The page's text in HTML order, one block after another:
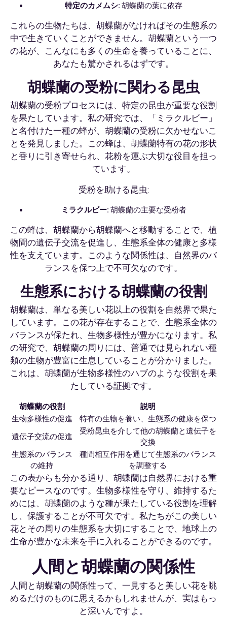
特定のカメムシ: 胡蝶蘭の葉に依存
これらの生物たちは、胡蝶蘭がなければその生態系の
中で生きていくことができません。胡蝶蘭という一つ
の花が、こんなにも多くの生命を養っていることに、
あなたも驚かされるはずです。
胡蝶蘭の受粉に関わる昆虫
胡蝶蘭の受粉プロセスには、特定の昆虫が重要な役割
を果たしています。私の研究では、「ミラクルビー」
と名付けた一種の蜂が、胡蝶蘭の受粉に欠かせないこ
とを発見しました。この蜂は、胡蝶蘭特有の花の形状
と香りに引き寄せられ、花粉を運ぶ大切な役目を担っ
ています。
受粉を助ける昆虫:
ミラクルビー: 胡蝶蘭の主要な受粉者
この蜂は、胡蝶蘭から胡蝶蘭へと移動することで、植
物間の遺伝子交流を促進し、生態系全体の健康と多様
性を支えています。このような関係性は、自然界のバ
ランスを保つ上で不可欠なのです。
生態系における胡蝶蘭の役割
胡蝶蘭は、単なる美しい花以上の役割を自然界で果た
しています。この花が存在することで、生態系全体の
バランスが保たれ、生物多様性が豊かになります。私
の研究で、胡蝶蘭の周りには、普通では見られない種
類の生物が豊富に生息していることが分かりました。
これは、胡蝶蘭が生物多様性のハブのような役割を果
たしている証拠です。
胡蝶蘭の役割
説明
生物多様性の促進
特有の生物を養い、生態系の健康を保つ
遺伝子交流の促進
受粉昆虫を介して他の胡蝶蘭と遺伝子を
交換
生態系のバランス
の維持
種間相互作用を通じて生態系のバランス
を調整する
この表からも分かる通り、胡蝶蘭は自然界における重
要なピースなのです。生物多様性を守り、維持するた
めには、胡蝶蘭のような種が果たしている役割を理解
し、保護することが不可欠です。私たちがこの美しい
花とその周りの生態系を大切にすることで、地球上の
生命が豊かな未来を手に入れることができるのです。
人間と胡蝶蘭の関係性
人間と胡蝶蘭の関係性って、一見すると美しい花を眺
めるだけのものに思えるかもしれませんが、実はもっ
と深いんですよ。